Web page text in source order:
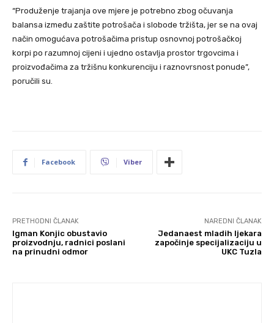
“Produženje trajanja ove mjere je potrebno zbog očuvanja
balansa između zaštite potrošača i slobode tržišta, jer se na ovaj
način omogućava potrošačima pristup osnovnoj potrošačkoj
korpi po razumnoj cijeni i ujedno ostavlja prostor trgovcima i
proizvođačima za tržišnu konkurenciju i raznovrsnost ponude”,
poručili su.
Facebook Viber
PRETHODNI ČLANAK
Igman Konjic obustavio
proizvodnju, radnici poslani
na prinudni odmor
NAREDNI ČLANAK
Jedanaest mladih ljekara
započinje specijalizaciju u
UKC Tuzla